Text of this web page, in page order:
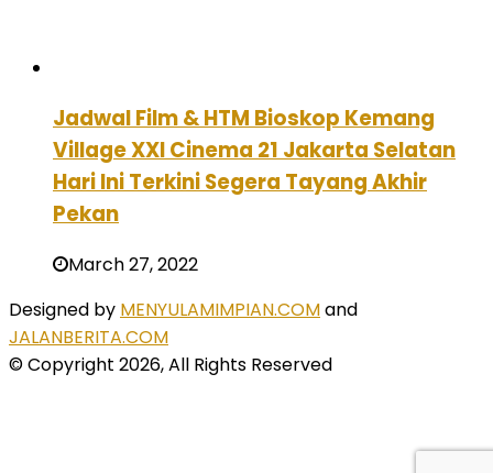
Jadwal Film & HTM Bioskop Kemang
Village XXI Cinema 21 Jakarta Selatan
Hari Ini Terkini Segera Tayang Akhir
Pekan
March 27, 2022
Designed by MENYULAMIMPIAN.COMand
JALANBERITA.COM
© Copyright 2026, All Rights Reserved